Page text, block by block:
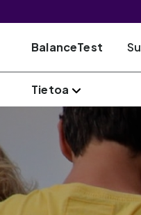
BalanceTest
Tietoa